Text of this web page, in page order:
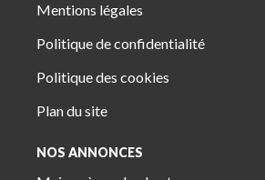
Mentions légales
Politique de confidentialité
Politique des cookies
Plan du site
NOS ANNONCES